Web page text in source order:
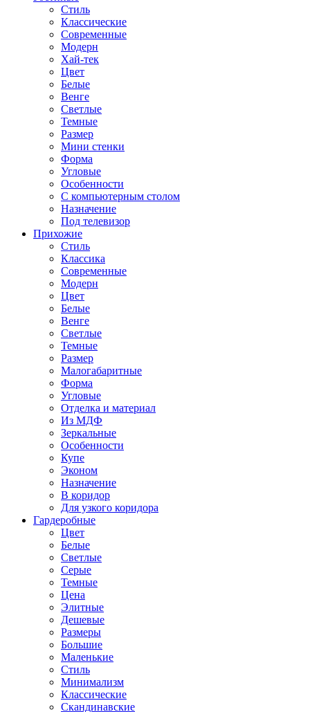
Стиль
Классические
Современные
Модерн
Хай-тек
Цвет
Белые
Венге
Светлые
Темные
Размер
Мини стенки
Форма
Угловые
Особенности
С компьютерным столом
Назначение
Под телевизор
Прихожие
Стиль
Классика
Современные
Модерн
Цвет
Белые
Венге
Светлые
Темные
Размер
Малогабаритные
Форма
Угловые
Отделка и материал
Из МДФ
Зеркальные
Особенности
Купе
Эконом
Назначение
В коридор
Для узкого коридора
Гардеробные
Цвет
Белые
Светлые
Серые
Темные
Цена
Элитные
Дешевые
Размеры
Большие
Маленькие
Стиль
Минимализм
Классические
Скандинавские